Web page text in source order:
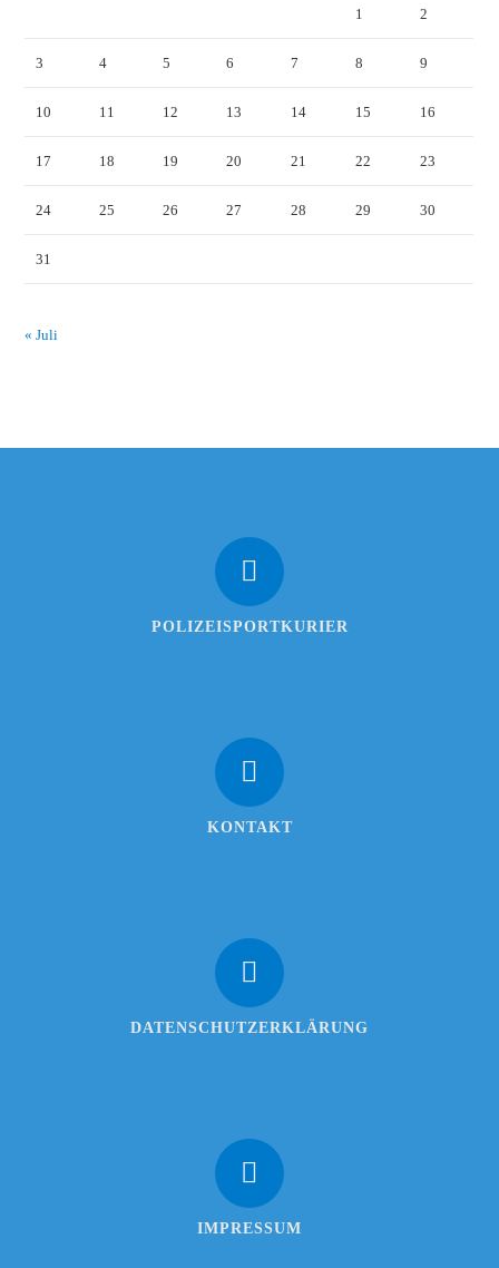
1 2
3 4 5 6 7 8 9
10 11 12 13 14 15 16
17 18 19 20 21 22 23
24 25 26 27 28 29 30
31
« Juli
POLIZEISPORTKURIER
KONTAKT
DATENSCHUTZERKLÄRUNG
IMPRESSUM